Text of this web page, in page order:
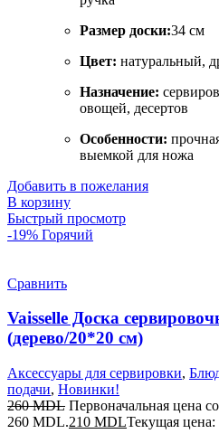
Размер доски:34 см
Цвет: натуральный,
Назначение:
овощей, десертов
Особенности:
выемкой для ножа
Добавить в пожелания
В корзину
Быстрый просмотр
-19% Горячий
Сравнить
Vaisselle Доска
(дерево/20*20 cм)
Аксессуары для сервировки,
подачи, Новинки!
260MDL Первоначальная цена
260 MDL.210 MDLТекущая